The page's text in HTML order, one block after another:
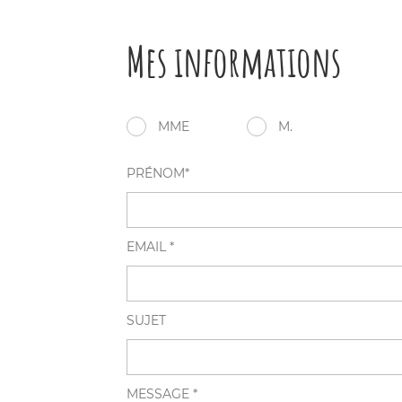
Mes informations
MME M.
PRÉNOM*
EMAIL *
SUJET
MESSAGE *